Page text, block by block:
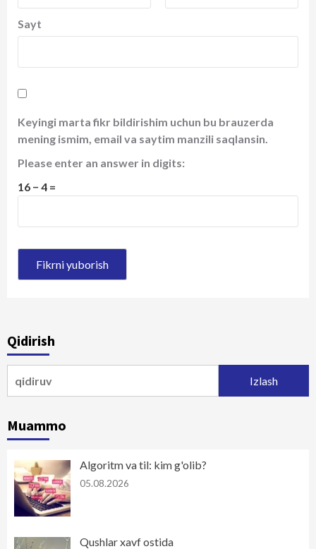
Sayt
Keyingi marta fikr bildirishim uchun bu brauzerda
mening ismim, email va saytim manzili saqlansin.
Please enter an answer in digits:
16 − 4 =
Qidirish
Muammo
Algoritm va til: kim g'olib?
05.08.2026
Qushlar xavf ostida